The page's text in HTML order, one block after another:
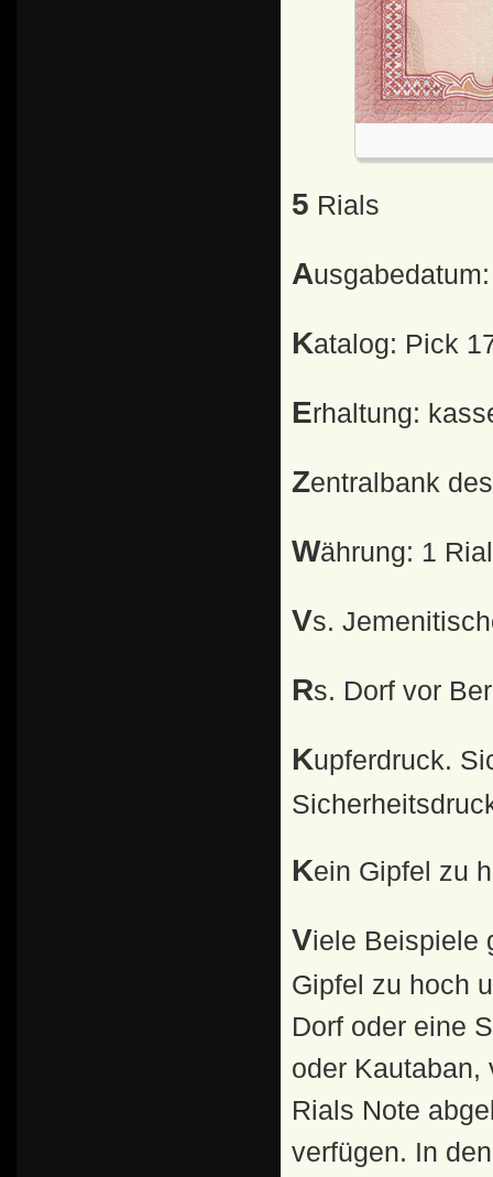
5 Rials
Katalog: Pick
Erhaltung:
Zentralbank
Währung: 1
Vs.
Rs. Dorf vor
Kupferdruck. Sicherheitsstreifen. Fluoreszierender
Kein Gipfel zu
Viele Beispiele gibt es dafür,daß dem Jemeniten kein
Gipfel zu hoch
Dorf oder eine
oder Kautaban,
Rials Note
verfügen. In